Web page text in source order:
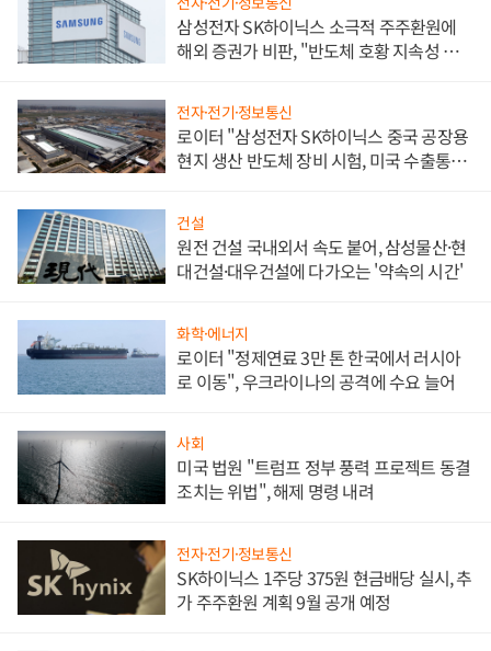
삼성전자 SK하이닉스 소극적 주주환원에
해외 증권가 비판, "반도체 호황 지속성 의
전자·전기·정보통신
로이터 "삼성전자 SK하이닉스 중국 공장용
현지 생산 반도체 장비 시험, 미국 수출통제
건설
원전 건설 국내외서 속도 붙어, 삼성물산·현
대건설·대우건설에 다가오는 '약속의 시간'
화학·에너지
로이터 "정제연료 3만 톤 한국에서 러시아
로 이동", 우크라이나의 공격에 수요 늘어
사회
미국 법원 "트럼프 정부 풍력 프로젝트 동결
조치는 위법", 해제 명령 내려
전자·전기·정보통신
SK하이닉스 1주당 375원 현금배당 실시, 추
가 주주환원 계획 9월 공개 예정